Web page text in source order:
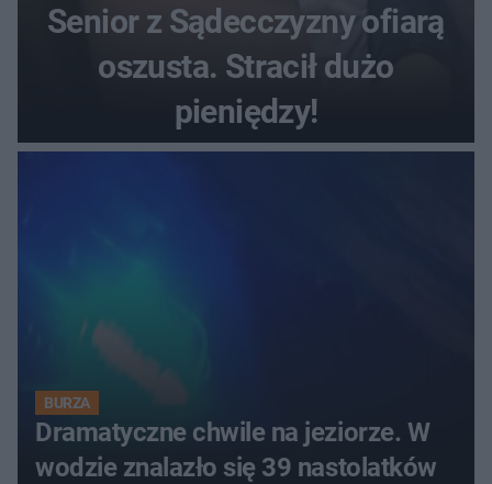
Senior z Sądecczyzny ofiarą
oszusta. Stracił dużo
pieniędzy!
BURZA
Dramatyczne chwile na jeziorze. W
wodzie znalazło się 39 nastolatków